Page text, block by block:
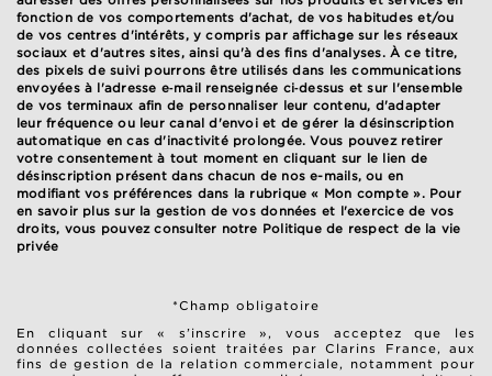
fonction de vos comportements d'achat, de vos habitudes et/ou
de vos centres d'intérêts, y compris par affichage sur les réseaux
sociaux et d'autres sites, ainsi qu'à des fins d'analyses. À ce titre,
des pixels de suivi pourrons être utilisés dans les communications
envoyées à l'adresse e‑mail renseignée ci‑dessus et sur l'ensemble
de vos terminaux afin de personnaliser leur contenu, d'adapter
leur fréquence ou leur canal d'envoi et de gérer la désinscription
automatique en cas d'inactivité prolongée. Vous pouvez retirer
votre consentement à tout moment en cliquant sur le lien de
désinscription présent dans chacun de nos e-mails, ou en
modifiant vos préférences dans la rubrique « Mon compte ». Pour
en savoir plus sur la gestion de vos données et l'exercice de vos
droits, vous pouvez consulter notre Politique de respect de la vie
privée
*Champ obligatoire
En cliquant sur « s’inscrire », vous acceptez que les
données collectées soient traitées par Clarins France, aux
fins de gestion de la relation commerciale, notamment pour